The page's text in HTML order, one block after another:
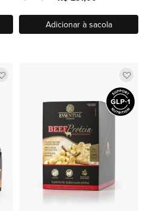
Adicionar à sacola
Adicionar
a
lista
de